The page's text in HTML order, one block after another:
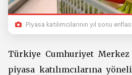
Piyasa katılımcılarının yıl sonu
Türkiye Cumhuriyet Merkez
piyasa katılımcılarına